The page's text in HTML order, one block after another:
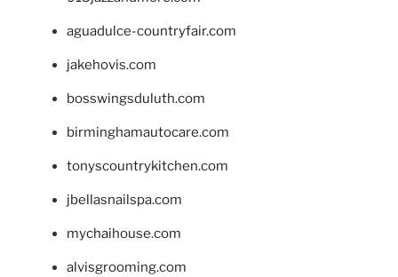
aguadulce-countryfair.com
jakehovis.com
bosswingsduluth.com
birminghamautocare.com
tonyscountrykitchen.com
jbellasnailspa.com
mychaihouse.com
alvisgrooming.com